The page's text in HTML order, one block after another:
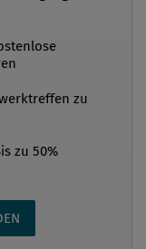
des
zu
zu 50%